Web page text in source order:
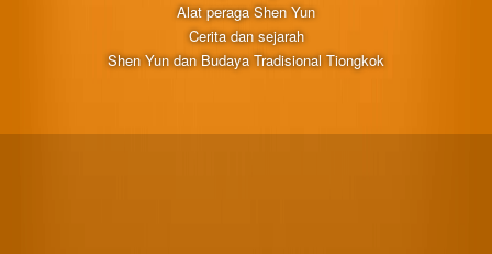
Alat peraga Shen Yun
Cerita dan sejarah
Shen Yun dan Budaya Tradisional Tiongkok